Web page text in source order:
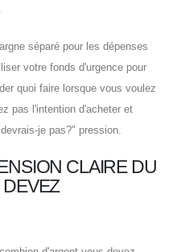
séparé pour les dépenses
votre fonds d'urgence pour
quoi faire lorsque vous voulez
pas l'intention d'acheter et
je pas?" pression.
CLAIRE DU